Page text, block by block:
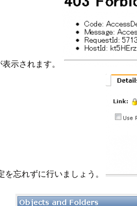
示されます。
を忘れずに行いましょう。